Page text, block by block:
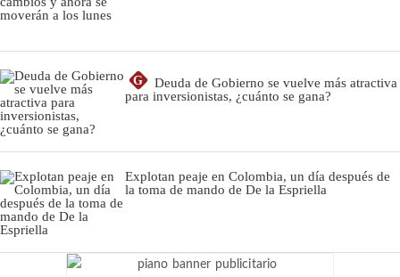
G
Deuda de Gobierno se vuelve más atractiva
para inversionistas, ¿cuánto se gana?
Explotan peaje en Colombia, un día después de
la toma de mando de De la Espriella